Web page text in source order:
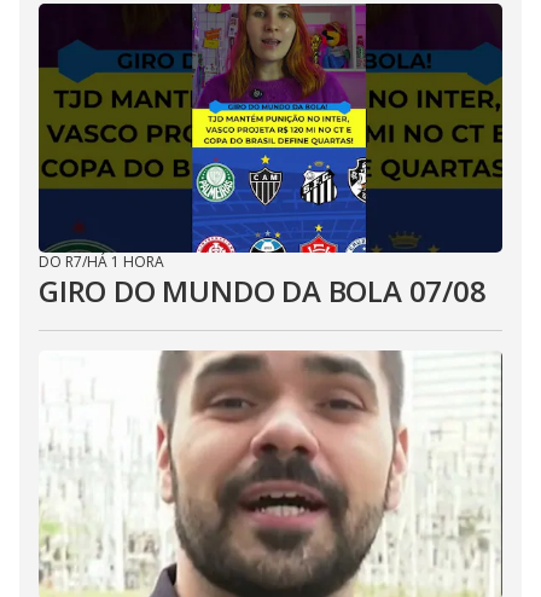
DO R7/HÁ 1 HORA
GIRO DO MUNDO DA BOLA 07/08